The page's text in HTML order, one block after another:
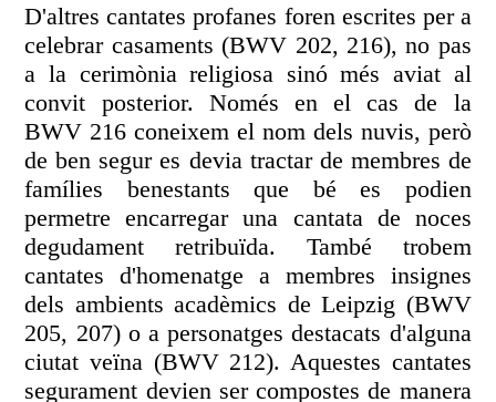
D'altres cantates profanes foren escrites per a
celebrar casaments (BWV 202, 216), no pas
a la cerimònia religiosa sinó més aviat al
convit posterior. Només en el cas de la
BWV 216 coneixem el nom dels nuvis, però
de ben segur es devia tractar de membres de
famílies benestants que bé es podien
permetre encarregar una cantata de noces
degudament retribuïda. També trobem
cantates d'homenatge a membres insignes
dels ambients acadèmics de Leipzig (BWV
205, 207) o a personatges destacats d'alguna
ciutat veïna (BWV 212). Aquestes cantates
segurament devien ser compostes de manera